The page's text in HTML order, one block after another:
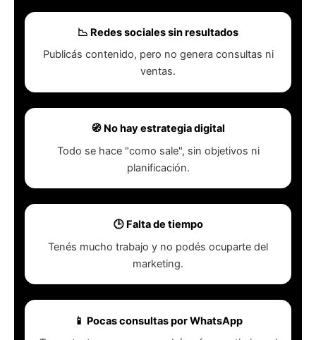
📉 Redes sociales sin resultados
Publicás contenido, pero no genera consultas ni
ventas.
🧭 No hay estrategia digital
Todo se hace "como sale", sin objetivos ni
planificación.
🕒 Falta de tiempo
Tenés mucho trabajo y no podés ocuparte del
marketing.
📱 Pocas consultas por WhatsApp